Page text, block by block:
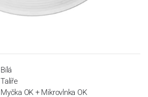
Bílá
Talíře
Myčka OK + Mikrovlnka OK